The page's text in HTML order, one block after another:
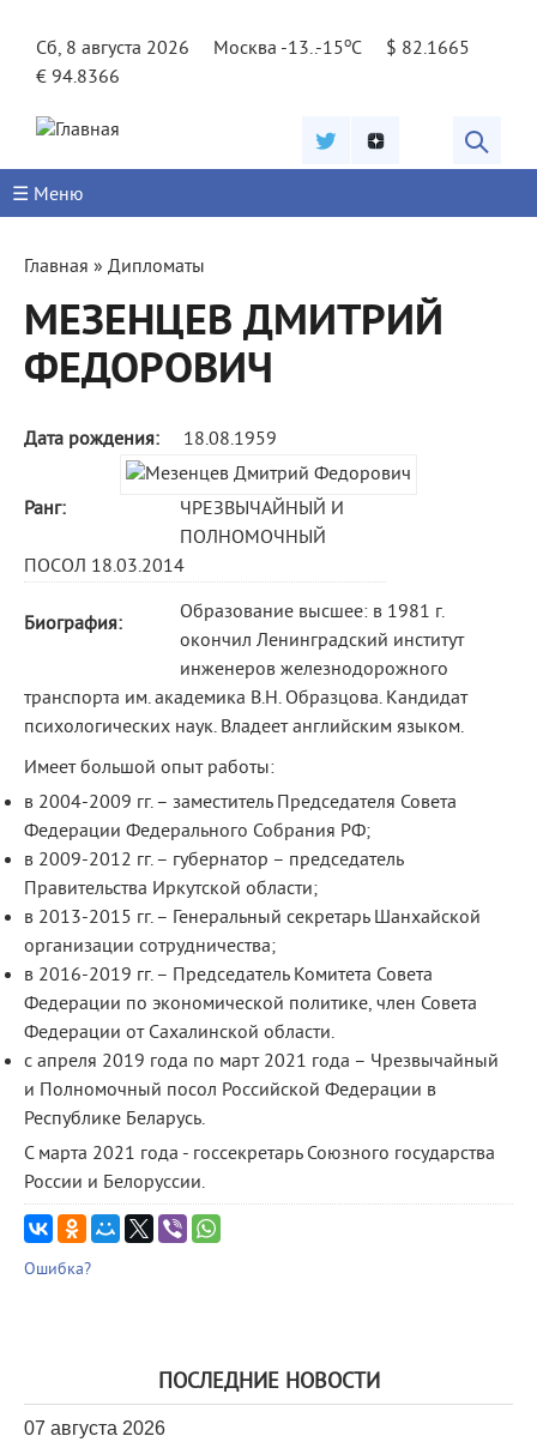
Сб, 8 августа 2026
Москва -13..-15oC
$ 82.1665
€ 94.8366
☰ Меню
Вы
здесь
Главная » Дипломаты
МЕЗЕНЦЕВ ДМИТРИЙ
ФЕДОРОВИЧ
Дата рождения: 18.08.1959
Ранг:
ЧРЕЗВЫЧАЙНЫЙ И
ПОЛНОМОЧНЫЙ
ПОСОЛ 18.03.2014
Биография:
Образование высшее: в 1981 г.
окончил Ленинградский институт
инженеров железнодорожного
транспорта им. академика В.Н. Образцова. Кандидат
психологических наук. Владеет английским языком.
Имеет большой опыт работы:
в 2004-2009 гг. – заместитель Председателя Совета
Федерации Федерального Собрания РФ;
в 2009-2012 гг. – губернатор – председатель
Правительства Иркутской области;
в 2013-2015 гг. – Генеральный секретарь Шанхайской
организации сотрудничества;
в 2016-2019 гг. – Председатель Комитета Совета
Федерации по экономической политике, член Совета
Федерации от Сахалинской области.
с апреля 2019 года по март 2021 года – Чрезвычайный
и Полномочный посол Российской Федерации в
Республике Беларусь.
С марта 2021 года - госсекретарь Союзного государства
России и Белоруссии.
Ошибка?
ПОСЛЕДНИЕ НОВОСТИ
07 августа 2026